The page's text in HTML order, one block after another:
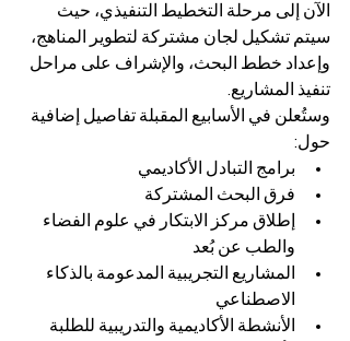
الآن إلى مرحلة التخطيط التنفيذي، حيث
سيتم تشكيل لجان مشتركة لتطوير المناهج،
وإعداد خطط البحث، والإشراف على مراحل
تنفيذ المشاريع.
وستُعلن في الأسابيع المقبلة تفاصيل إضافية
حول:
برامج التبادل الأكاديمي
فرق البحث المشتركة
إطلاق مركز الابتكار في علوم الفضاء
والطب عن بُعد
المشاريع التجريبية المدعومة بالذكاء
الاصطناعي
الأنشطة الأكاديمية والتدريبية للطلبة